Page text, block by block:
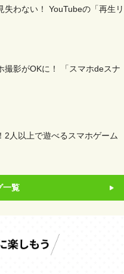
失わない！ YouTubeの「再生リ
撮影がOKに！ 「スマホdeスナ
2人以上で遊べるスマホゲーム
一覧